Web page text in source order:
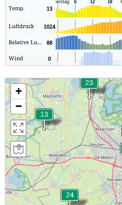
Temp. 13
Luftdruck 1024
Relative Luftfeuchtigkeit 88
Wind 0
+
−